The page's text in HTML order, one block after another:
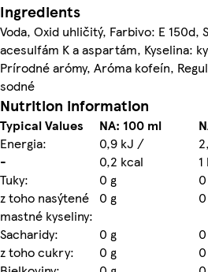
Ingredients
Voda, Oxid uhličitý, Farbivo: E 150d,
acesulfám K a aspartám, Kyselina:
Prírodné arómy, Aróma kofeín,
sodné
Nutrition information
Typical Values NA: 100 ml
Energia:
0,9 kJ /
-
0,2 kcal
Tuky:
0 g
z toho nasýtené
mastné kyseliny:
0 g
Sacharidy:
0 g
z toho cukry:
0 g